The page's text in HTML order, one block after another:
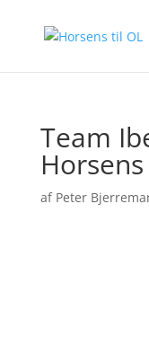
Team
Horsens
af Peter